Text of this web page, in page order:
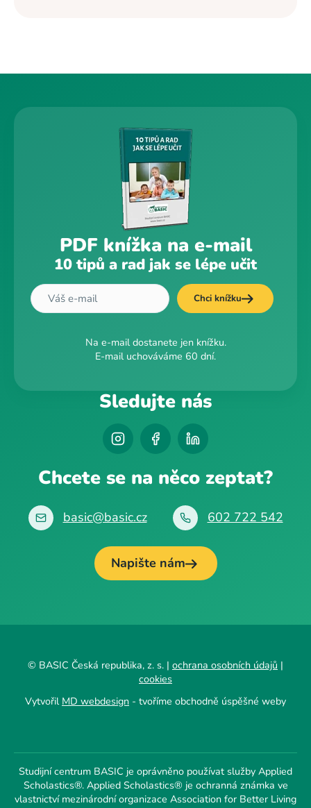
PDF knížka na e-mail
10 tipů a rad jak se lépe učit
Chci knížku
Na e-mail dostanete jen knížku.
E-mail uchováváme 60 dní.
Sledujte nás
Chcete se na něco zeptat?
basic@basic.cz 602 722 542
Napište nám
© BASIC Česká republika, z. s. | ochrana osobních údajů |
cookies
Vytvořil MD webdesign - tvoříme obchodně úspěšné weby
Studijní centrum BASIC je oprávněno používat služby Applied
Scholastics®. Applied Scholastics® je ochranná známka ve
vlastnictví mezinárodní organizace Association for Better Living